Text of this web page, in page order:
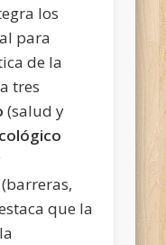
los
para
de la
tres
(salud y
(barreras,
que la